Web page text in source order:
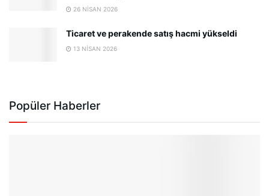
26 NISAN 2026
Ticaret ve perakende satış hacmi yükseldi
13 NISAN 2026
Popüler Haberler